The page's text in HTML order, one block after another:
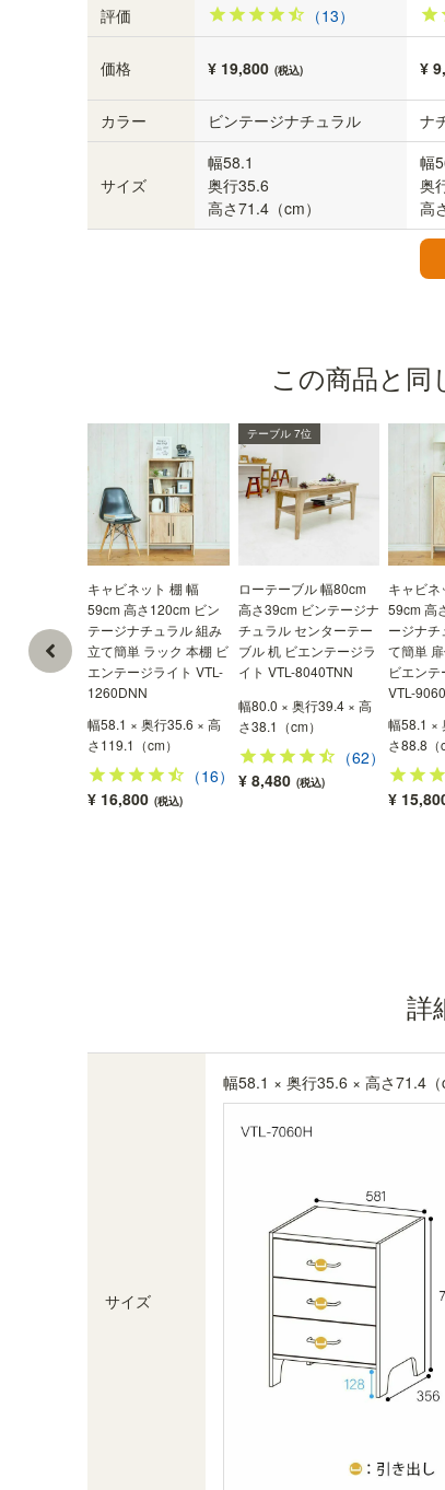
男前な艶消しブラック取っ手
インダストリアル調の取っ手が、流行の“男前イ
ンテリア”スタイルを演出します。
は、工場で取付してお届けします！※写真はイメ
評価
（13）
価格 ¥ 19,800 (税込) ¥
カラー ビンテージナチュラル ナ
サイズ
幅58.1
奥行35.6
高さ71.4（cm）
幅
奥
高
この商品と同
キャビネット 棚 幅
59cm 高さ120cm ビン
テージナチュラル 組み
立て簡単 ラック 本棚 ビ
エンテージライト VTL-
1260DNN
幅58.1 × 奥行35.6 × 高
さ119.1（cm）
（16）
¥ 16,800 (税込)
ローテーブル 幅80cm
高さ39cm ビンテージナ
チュラル センターテー
ブル 机 ビエンテージラ
イト VTL-8040TNN
テーブル 7位
幅80.0 × 奥行39.4 × 高
さ38.1（cm）
（62）
¥ 8,480 (税込)
キャビネ
59cm 高
ージナチ
て簡単
ビエンテ
VTL-
幅58.1 ×
さ88.8（
¥
詳
サイズ
幅58.1 × 奥行35.6 × 高さ71.4（